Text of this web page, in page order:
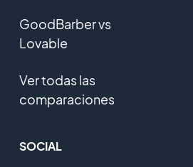
GoodBarber vs
Lovable
Ver todas las
comparaciones
SOCIAL